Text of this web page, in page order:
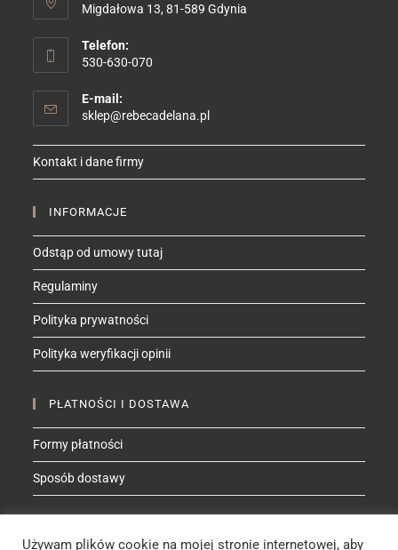
Migdałowa 13, 81-589 Gdynia
Telefon:
530-630-070
E-mail:
sklep@rebecadelana.plOpens
your
Kontakt i dane firmy
INFORMACJE
Odstąp od umowy tutaj
Regulaminy
Polityka prywatności
Polityka weryfikacji opinii
PŁATNOŚCI I DOSTAWA
Formy płatności
Sposób dostawy
Używam plików cookie na mojej stronie internetowej, aby